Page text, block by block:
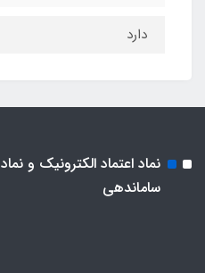
دارد
نماد اعتماد الکترونیک و نماد
ساماندهی